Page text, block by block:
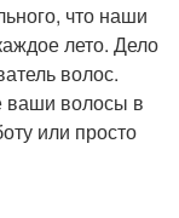
что наши
лето. Дело
волос.
ваши волосы в
или просто